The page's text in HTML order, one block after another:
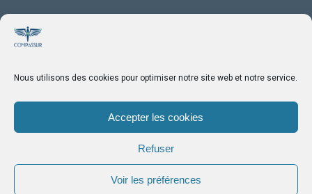
Nous utilisons des cookies pour optimiser notre site web et notre service.
Accepter les cookies
Refuser
Voir les préférences
VOTRE PARTENAIRE ASSURANCES
En plein Centre de Nice